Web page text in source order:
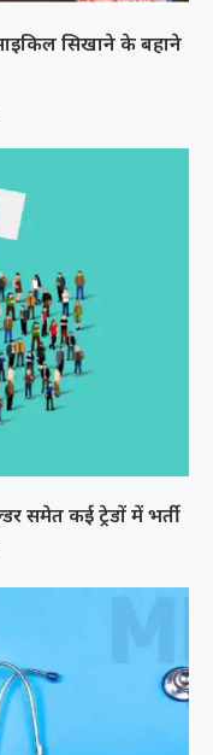
सिखाने के बहाने
समेत कई ट्रेडों में भर्ती